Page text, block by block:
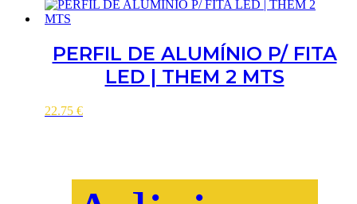
PERFIL DE ALUMÍNIO P/ FITA
LED | THEM 2 MTS
22.75 €